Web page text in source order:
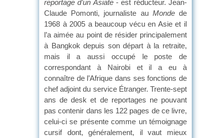
reportage d’un Asiate - est réducteur. Jean-
Claude Pomonti, journaliste au Mondede
1968 à 2005 a beaucoup vécu en Asie et il
l’a aimée au point de résider principalement
à Bangkok depuis son départ à la retraite,
mais il a aussi occupé le poste de
correspondant à Nairobi et il a eu à
connaître de l’Afrique dans ses fonctions de
chef adjoint du service Étranger. Trente-sept
ans de desk et de reportages ne pouvant
pas contenir dans les 122 pages de ce livre,
celui-ci se présente comme un témoignage
cursif dont, généralement, il vaut mieux